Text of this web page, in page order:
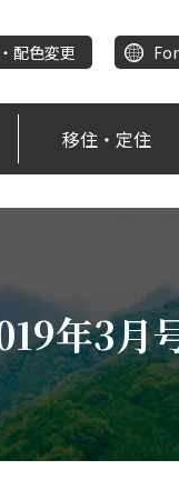
配色変更
移住・定住
年3月